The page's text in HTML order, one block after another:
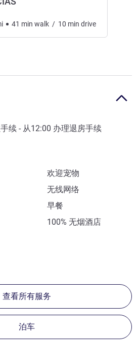
41 min walk / 10 min drive
续 - 从12:00 办理退房手续
欢迎宠物
无线网络
早餐
100% 无烟酒店
查看所有服务
泊车